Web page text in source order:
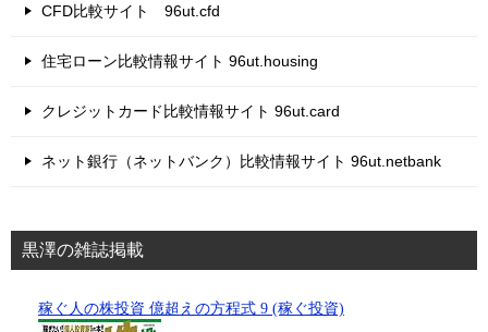
CFD比較サイト 96ut.cfd
住宅ローン比較情報サイト 96ut.housing
クレジットカード比較情報サイト 96ut.card
ネット銀行（ネットバンク）比較情報サイト 96ut.netbank
黒澤の雑誌掲載
稼ぐ人の株投資 億超えの方程式 9 (稼ぐ投資)